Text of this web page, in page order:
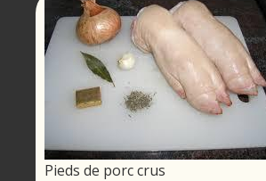
Pieds de porc crus